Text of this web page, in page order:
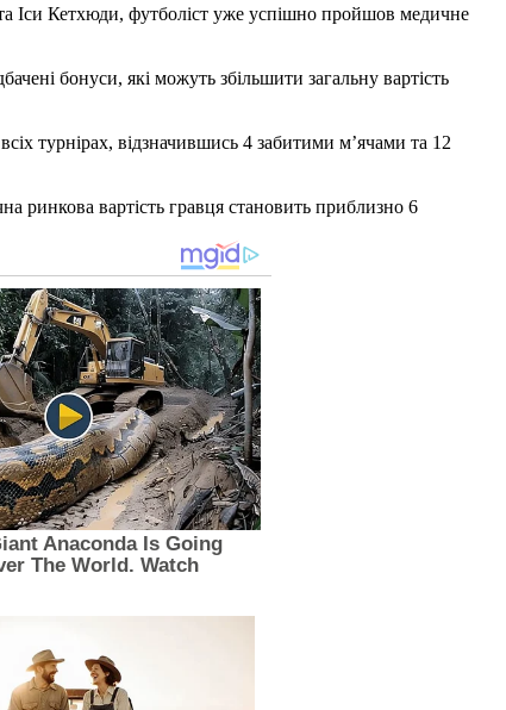
Іси Кетхюди, футболіст уже успішно пройшов медичне
бонуси, які можуть збільшити загальну вартість
турнірах, відзначившись 4 забитими м’ячами та 12
ринкова вартість гравця становить приблизно 6